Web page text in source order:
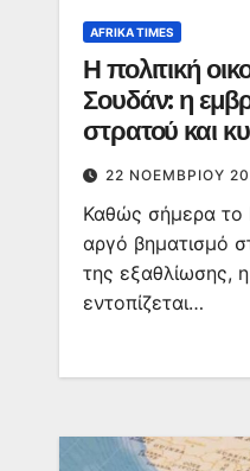
AFRIKA TIMES
Η πολιτική
Σουδάν: η
στρατού και
22 ΝΟΕΜΒΡΊΟΥ
Καθώς σήμερα το
αργό βηματισμό
της εξαθλίωσης,
εντοπίζεται…